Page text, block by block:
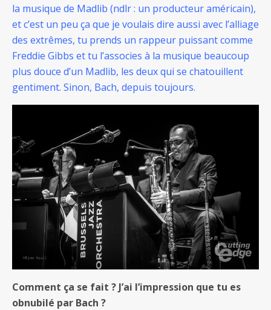
la musique de Madlib (ndlr : un producteur américain),
et c’est un peu ça que je voulais dire aussi avec l’alliage
des extrêmes, tu prends un rappeur puissant comme
Freddie Gibbs et tu l’associes à la musique beaucoup
plus douce d’un Madlib, les deux qui se chatouillent
gentiment. Sinon, Bach, depuis toujours.
Comment ça se fait ? J’ai l’impression que tu es
obnubilé par Bach ?